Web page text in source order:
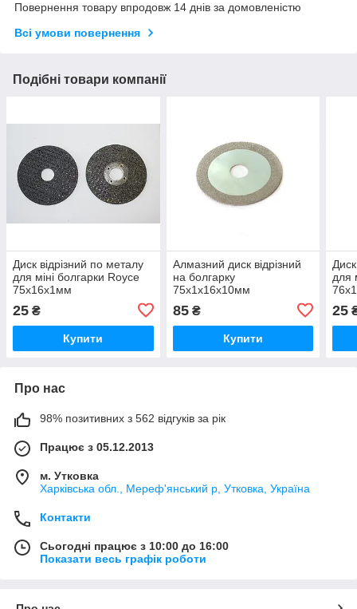
Повернення товару впродовж 14 днів за домовленістю
Всі умови повернення
Подібні товари компанії
Диск відрізний по металу
для міні болгарки Royce
75х16х1мм
25 ₴
Купити
Алмазний диск відрізний
на болгарку
75х1х16х10мм
85₴
Купити
для
25
Про нас
98% позитивних з 562 відгуків за рік
Працює з 05.12.2013
м. Утковка
Харківська обл., Мереф'янський р, Утковка, Україна
Контакти
Сьогодні працює з 10:00 до 16:00
Показати весь графік роботи